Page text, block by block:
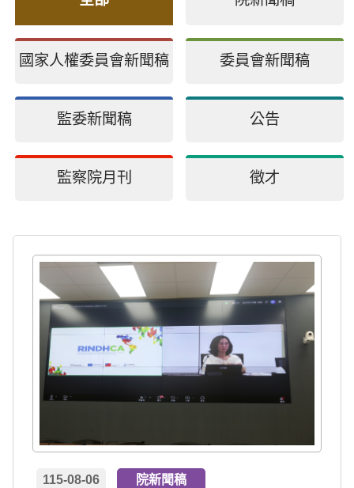
國家人權委員會新聞稿 委員會新聞稿
監委新聞稿 公告
監察院月刊 徵才
115-08-06 院新聞稿